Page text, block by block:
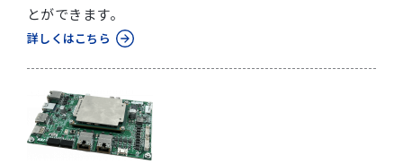
とができます。
詳しくはこちら